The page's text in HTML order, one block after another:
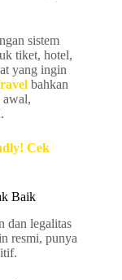
sistem
tiket, hotel,
yang ingin
bahkan
awal,
Cek
Baik
dan legalitas
resmi, punya